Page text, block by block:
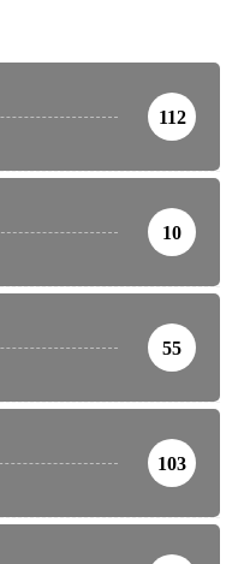
112
10
55
103